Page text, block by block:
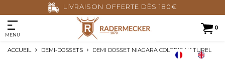
LIVRAISON OFFERTE DÈS 180€
0
MENU
ACCUEIL DEMI-DOSSETS DEMI DOSSET NIAGARA COLORIS NATUREL